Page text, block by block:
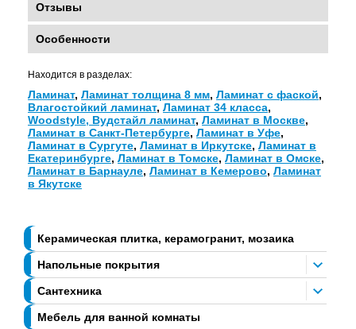
Керамическая плитка, керамогранит, мозаика
Напольные покрытия
Сантехника
Мебель для ванной комнаты
Отзывы
Особенности
Находится в разделах:
Ламинат, Ламинат толщина 8 мм, Ламинат с фаской,
Влагостойкий ламинат, Ламинат 34 класса,
Woodstyle, Вудстайл ламинат, Ламинат в Москве,
Ламинат в Санкт-Петербурге, Ламинат в Уфе,
Ламинат в Сургуте, Ламинат в Иркутске, Ламинат в
Екатеринбурге, Ламинат в Томске, Ламинат в Омске,
Ламинат в Барнауле, Ламинат в Кемерово, Ламинат
в Якутске